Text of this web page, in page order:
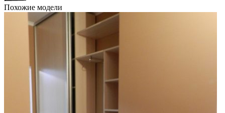
Похожие модели